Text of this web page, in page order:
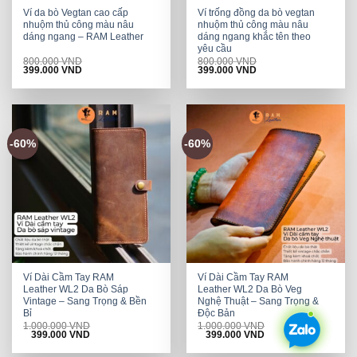
Ví da bò Vegtan cao cấp
nhuộm thủ công màu nâu
dáng ngang – RAM Leather
800.000VND
Original
was:
399.000VNDCurrent
is:
Ví trống đồng da bò vegtan
nhuộm thủ công màu nâu
dáng ngang khắc tên theo
yêu cầu
800.000VND
Original
was:
399.000VNDCurrent
is:
-60%
Ví Dài Cầm Tay RAM
Leather WL2 Da Bò Sáp
Vintage – Sang Trọng & Bền
Bỉ
1.000.000VND
Original
was:
399.000VNDCurrent
is:
-60%
Ví Dài Cầm Tay RAM
Leather WL2 Da Bò Veg
Nghệ Thuật – Sang Trọng &
Độc Bản
1.000.000VND
Original
was:
399.000VNDCurrent
price
is: